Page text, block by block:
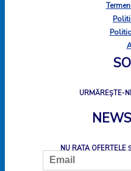
URMĂREȘTE-
NU RATA OFERTELE